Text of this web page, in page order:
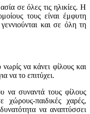
σε όλες τις ηλικίες. Η
τους είναι έμφυτη
και σε όλη τη
να κάνει φίλους και
να το επιτύχει.
να συναντά τους φίλους
παιδικές χαρές,
να αναπτύσσει